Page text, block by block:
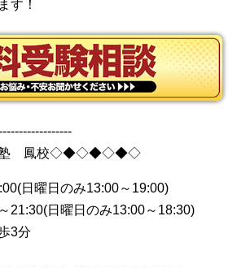
す！
鳳校◇◆◇◆◇◆◇
日曜日のみ13:00～19:00)
21:30(日曜日のみ13:00～18:30)
3分